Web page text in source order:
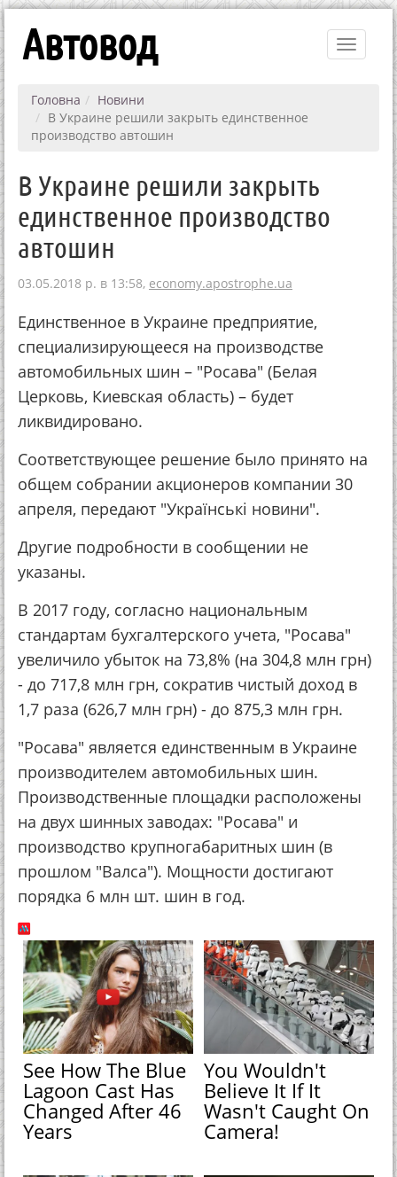
Toggle
Автовод
Головна
Новини
В Украине решили закрыть единственное
производство автошин
В Украине решили закрыть
единственное производство
автошин
03.05.2018 р. в 13:58, economy.apostrophe.ua
Единственное в Украине предприятие,
специализирующееся на производстве
автомобильных шин – "Росава" (Белая
Церковь, Киевская область) – будет
ликвидировано.
Соответствующее решение было принято на
общем собрании акционеров компании 30
апреля, передают "Українські новини".
Другие подробности в сообщении не
указаны.
В 2017 году, согласно национальным
стандартам бухгалтерского учета, "Росава"
увеличило убыток на 73,8% (на 304,8 млн грн)
- до 717,8 млн грн, сократив чистый доход в
1,7 раза (626,7 млн грн) - до 875,3 млн грн.
"Росава" является единственным в Украине
производителем автомобильных шин.
Производственные площадки расположены
на двух шинных заводах: "Росава" и
производство крупногабаритных шин (в
прошлом "Валса"). Мощности достигают
порядка 6 млн шт. шин в год.
See How The Blue
Lagoon Cast Has
Changed After 46
Years
You Wouldn't
Believe It If It
Wasn't Caught On
Camera!